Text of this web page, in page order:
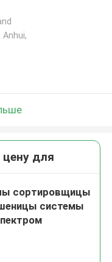
для
сортировщицы
системы